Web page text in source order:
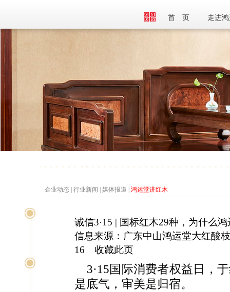
首 页 走进
企业动态 行业新闻 媒体报道 鸿运堂讲红木
诚信3·15 | 国标红木29种，为什么
信息来源：广东中山鸿运堂大红酸
16 收藏此页
3·15国际消费者权益日，
是底气，审美是归宿。